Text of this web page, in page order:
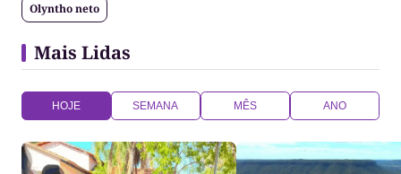
Olyntho neto
Mais Lidas
HOJE SEMANA MÊS ANO